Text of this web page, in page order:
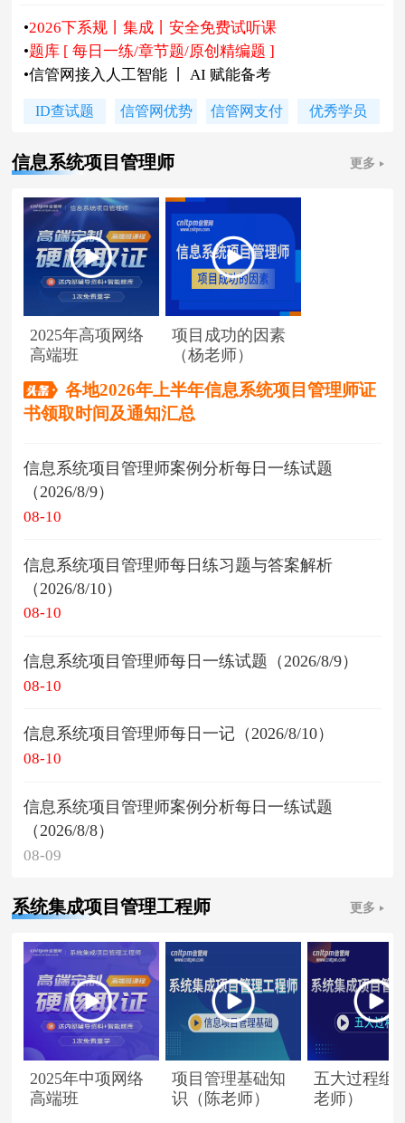
•2026下系规丨集成丨安全免费试听课
•题库 [ 每日一练/章节题/原创精编题 ]
•信管网接入人工智能 丨 AI 赋能备考
信管网软考讲师合作招聘(全职/兼职)
•2026上半年软考证书领取时间及通知
ID查试题 信管网优势 信管网支付 优秀学员
信息系统项目管理师 更多
2025年高项网络
高端班
项目成功的因素
（杨老师）
各地2026年上半年信息系统项目管理师证
书领取时间及通知汇总
信息系统项目管理师案例分析每日一练试题
（2026/8/9）
08-10
信息系统项目管理师每日练习题与答案解析
（2026/8/10）
08-10
信息系统项目管理师每日一练试题（2026/8/9）
08-10
信息系统项目管理师每日一记（2026/8/10）
08-10
信息系统项目管理师案例分析每日一练试题
（2026/8/8）
08-09
系统集成项目管理工程师 更多
2025年中项网络
高端班
项目管理基础知
识（陈老师）
五大过程组
老师）